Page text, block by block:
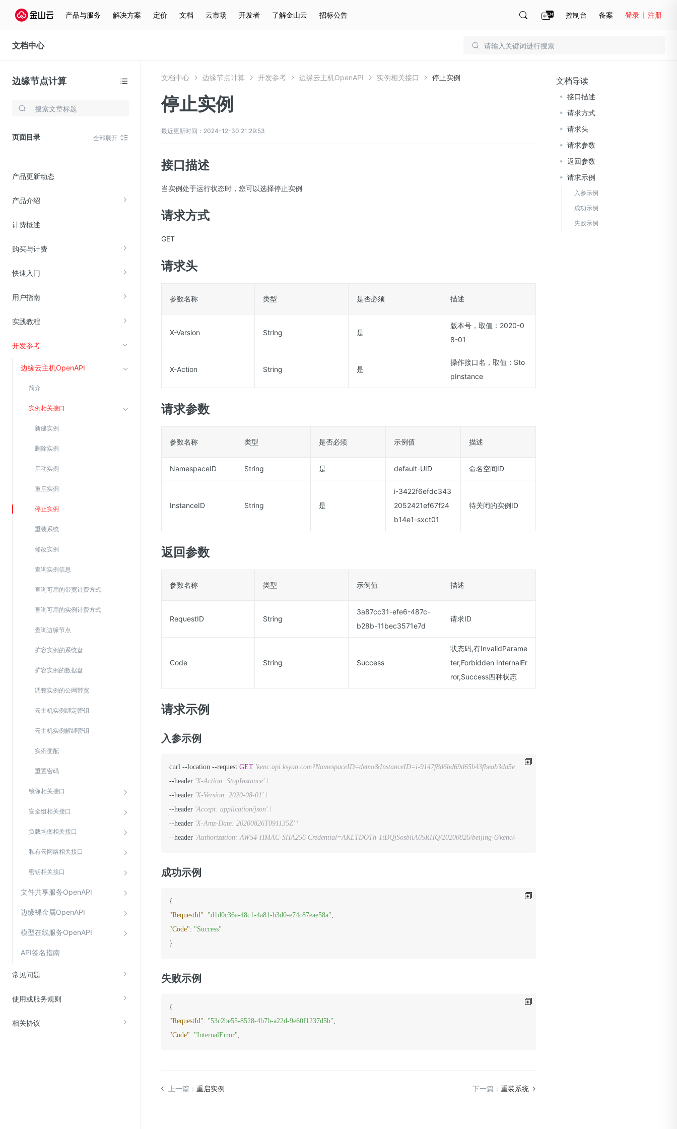
产品与服务 解决方案 定价 文档 云市场 开发者 了解金山云 招标公告 控制台 备案 登录 注册
文档中心
边缘节点计算
页面目录 全部展开
产品更新动态
产品介绍
计费概述
购买与计费
快速入门
用户指南
实践教程
开发参考
边缘云主机OpenAPI
简介
实例相关接口
新建实例
删除实例
启动实例
重启实例
停止实例
重装系统
修改实例
查询实例信息
查询可用的带宽计费方式
查询可用的实例计费方式
查询边缘节点
扩容实例的系统盘
扩容实例的数据盘
调整实例的公网带宽
云主机实例绑定密钥
云主机实例解绑密钥
实例变配
重置密码
镜像相关接口
安全组相关接口
负载均衡相关接口
私有云网络相关接口
密钥相关接口
文件共享服务OpenAPI
边缘裸金属OpenAPI
模型在线服务OpenAPI
API签名指南
常见问题
使用或服务规则
相关协议
存储与云分发
云硬盘(EBS)
在线迁移服务
视频云服务
云直播(KLS)
边缘节点计算
金山云云防火墙
大模型应用防火墙
高防IP(KAD)
DDoS原生高防
SSL证书管理
云安全中心
合规性
资质认证
文档中心 边缘节点计算 开发参考 边缘云主机OpenAPI 实例相关接口 停止实例
停止实例
最近更新时间：2024-12-30 21:29:53
接口描述
当实例处于运行状态时，您可以选择停止实例
请求方式
GET
请求头
参数名称 类型 是否必须 描述
X-Version String 是
版本号，取值：2020-0
8-01
X-Action String 是
操作接口名，取值：Sto
pInstance
请求参数
参数名称 类型 是否必须 示例值 描述
NamespaceID String 是 default-UID 命名空间ID
InstanceID String 是
i-3422f6efdc343
2052421ef67f24
b14e1-sxct01
待关闭的实例ID
返回参数
参数名称 类型 示例值 描述
RequestID String
3a87cc31-efe6-487c-
b28b-11bec3571e7d
请求ID
Code String Success
状态码,有InvalidParame
ter,Forbidden InternalEr
ror,Success四种状态
请求示例
入参示例
curl --location --request GET 'kenc.api.ksyun.com?NamespaceID=demo&InstanceID=i-9147f8d6bd69d65b43fbeab3da5ed9621-sxct01' \
--header 'X-Action: StopInstance' \
--header 'X-Version: 2020-08-01' \
--header 'Accept: application/json' \
--header 'X-Amz-Date: 20200826T091135Z' \
--header 'Authorization: AWS4-HMAC-SHA256 Credential=AKLTDOTh-1tDQjSosbliA0SRHQ/20200826/beijing-6/kenc/aws4_request, SignedHeaders=host;x-amz-date;x-ksc-
成功示例
{
"RequestId": "d1d0c36a-48c1-4a81-b3d0-e74c87eae58a",
"Code": "Success"
}
失败示例
{
"RequestId": "53c2be55-8528-4b7b-a22d-9e60f1237d5b",
"Code": "InternalError",
文档导读
接口描述
请求方式
请求头
请求参数
返回参数
请求示例
入参示例
成功示例
失败示例
上一篇： 重启实例 下一篇： 重装系统